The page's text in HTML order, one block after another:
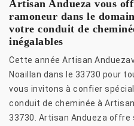
Artisan Andueza vous
ramoneur dans le
votre conduit de
inégalables
Cette année Artisan
Noaillan dans le 33730 pour
vous invitons à confier
conduit de cheminée à
33730. Artisan Andueza